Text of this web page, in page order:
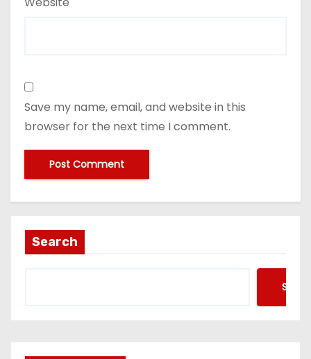
Save my name, email, and website in this
browser for the next time I comment.
Search